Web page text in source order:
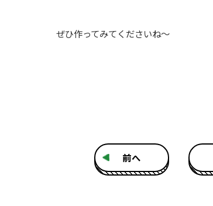
ぜひ作ってみてくださいね～
前へ